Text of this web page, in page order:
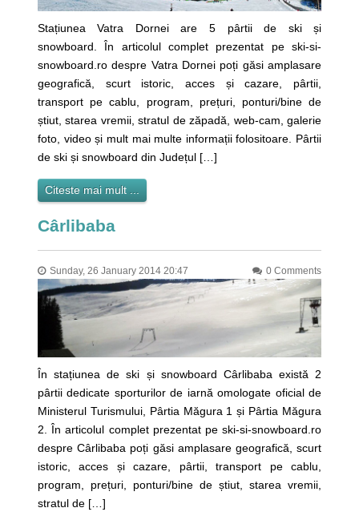
Stațiunea Vatra Dornei are 5 pârtii de ski și
snowboard. În articolul complet prezentat pe ski-si-
snowboard.ro despre Vatra Dornei poți găsi amplasare
geografică, scurt istoric, acces și cazare, pârtii,
transport pe cablu, program, prețuri, ponturi/bine de
știut, starea vremii, stratul de zăpadă, web-cam, galerie
foto, video și mult mai multe informații folositoare. Pârtii
de ski și snowboard din Județul […]
Citeste mai mult ...
Cârlibaba
Sunday, 26 January 2014 20:47 0 Comments
În stațiunea de ski și snowboard Cârlibaba există 2
pârtii dedicate sporturilor de iarnă omologate oficial de
Ministerul Turismului, Pârtia Măgura 1 și Pârtia Măgura
2. În articolul complet prezentat pe ski-si-snowboard.ro
despre Cârlibaba poți găsi amplasare geografică, scurt
istoric, acces și cazare, pârtii, transport pe cablu,
program, prețuri, ponturi/bine de știut, starea vremii,
stratul de […]